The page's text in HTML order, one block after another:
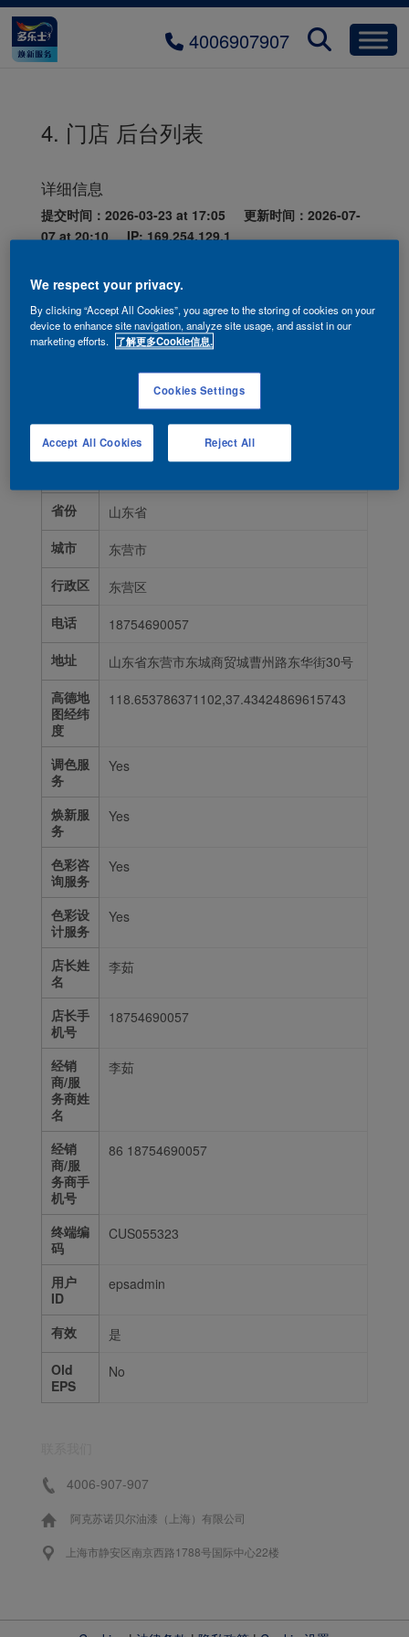
4006907907
4. 门店 后台列表
详细信息
提交时间：2026-03-23 at 17:05 更新时间：2026-07-
07 at 20:10 IP: 169.254.129.1
类型
Control
门店类
专卖店
授权
号/365
门店编
AN0002036
省份
山东省
城市
东营市
行政区
东营区
电话
18754690057
地址
山东省东营市东城商贸城曹州路东华街30号
高德地
图经纬
度
118.653786371102,37.43424869615743
调色服
务
Yes
焕新服
务
Yes
色彩咨
询服务
Yes
色彩设
计服务
Yes
店长姓
名
李茹
店长手
机号
18754690057
经销
商/服
务商姓
名
李茹
经销
商/服
务商手
机号
86 18754690057
终端编
码
CUS055323
用户
ID
epsadmin
有效
是
Old
EPS
No
4006-907-907
阿克苏诺贝尔油漆（上海）有限公司
上海市静安区南京西路1788号国际中心22楼
We respect your privacy.
By clicking “Accept All Cookies”, you agree to the storing of cookies on your
device to enhance site navigation, analyze site usage, and assist in our
marketing efforts.
了解更多Cookie信息.
Cookies Settings
Reject All
Accept All Cookies